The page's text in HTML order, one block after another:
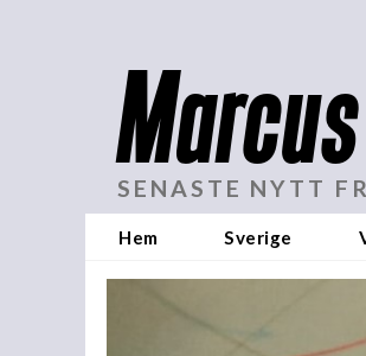
SENASTE NYTT
Hem Sverige